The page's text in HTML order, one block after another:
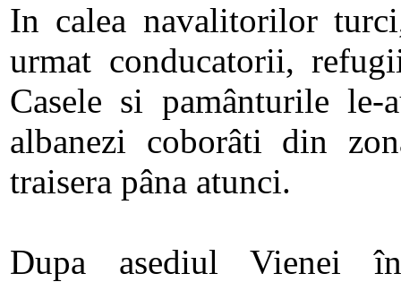
In calea navalitorilor
urmat conducatorii,
Casele si pamânturile le-
albanezi coborâti din
traisera pâna atunci.
Dupa asediul Vienei